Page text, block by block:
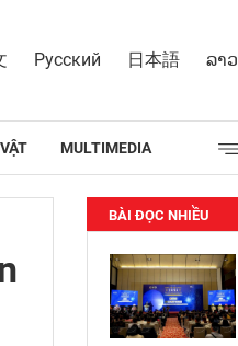
Русский 日本語 ລາວ
MULTIMEDIA
BÀI ĐỌC NHIỀU